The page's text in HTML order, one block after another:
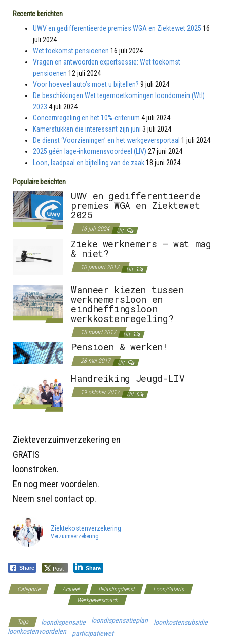
Recente berichten
UWV en gedifferentieerde premies WGA en Ziektewet 2025 16
juli 2024
Wet toekomst pensioenen 16 juli 2024
Vragen en antwoorden expertsessie: Wet toekomst
pensioenen 12 juli 2024
Voor hoeveel auto’s moet u bijtellen? 9 juli 2024
De beschikkingen Wet tegemoetkomingen loondomein (Wtl)
2023 4 juli 2024
Concernregeling en het 10%-criterium 4 juli 2024
Kamerstukken die interessant zijn juni 3 juli 2024
De dienst ‘Voorzieningen’ en het werkgeversportaal 1 juli 2024
2025 géén lage-inkomensvoordeel (LIV) 27 juni 2024
Loon, laadpaal en bijtelling van de zaak18 juni 2024
Populaire berichten
UWV en gedifferentieerde
premies WGA en Ziektewet
2025
16 juli 2024 Uit
Zieke werknemers – wat mag
& niet?
10 januari 2017 Uit
Wanneer kiezen tussen
werknemersloon en
eindheffingsloon
werkkostenregeling?
15 maart 2017 Uit
Pensioen & werken!
28 mei 2017 Uit
Handreiking Jeugd-LIV
19 oktober 2017 Uit
Ziekteverzuimverzekering en
GRATIS
loonstroken.
En nog meer voordelen.
Neem snel contact op.
Ziektekostenverzekering
Verzuimverzekering
Share Post Share
Categorie Actueel Belastingdienst
Loon/Salaris
Werkgeverscoach
Tags loondispensatie loondispensatieplan
loonkostensubsidie
loonkostenvoordelen
participatiewet